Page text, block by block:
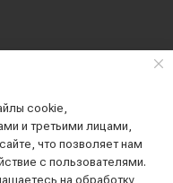
cookie,
и третьими лицами,
что позволяет нам
с пользователями.
на обработку